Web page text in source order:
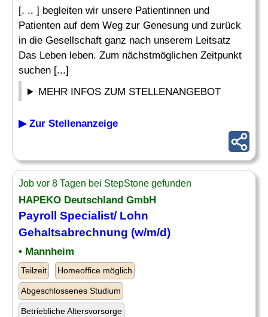
[. .. ] begleiten wir unsere Patientinnen und
Patienten auf dem Weg zur Genesung und zurück
in die Gesellschaft ganz nach unserem Leitsatz
Das Leben leben. Zum nächstmöglichen Zeitpunkt
suchen [...]
MEHR INFOS ZUM STELLENANGEBOT
▶ Zur Stellenanzeige
Job vor 8 Tagen bei StepStone gefunden
HAPEKO Deutschland GmbH
Payroll Specialist/ Lohn
Gehaltsabrechnung (w/m/d)
• Mannheim
Teilzeit Homeoffice möglich
Abgeschlossenes Studium
Betriebliche Altersvorsorge